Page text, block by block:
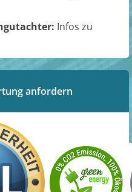
Infos zu
anfordern